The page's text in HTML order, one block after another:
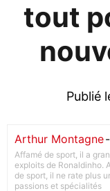
tout
Publié
Arthur Montagne-
Affamé de sport, il a
exploits de Ronaldinho.
de sport, il ne rate plus
passions et spécialités